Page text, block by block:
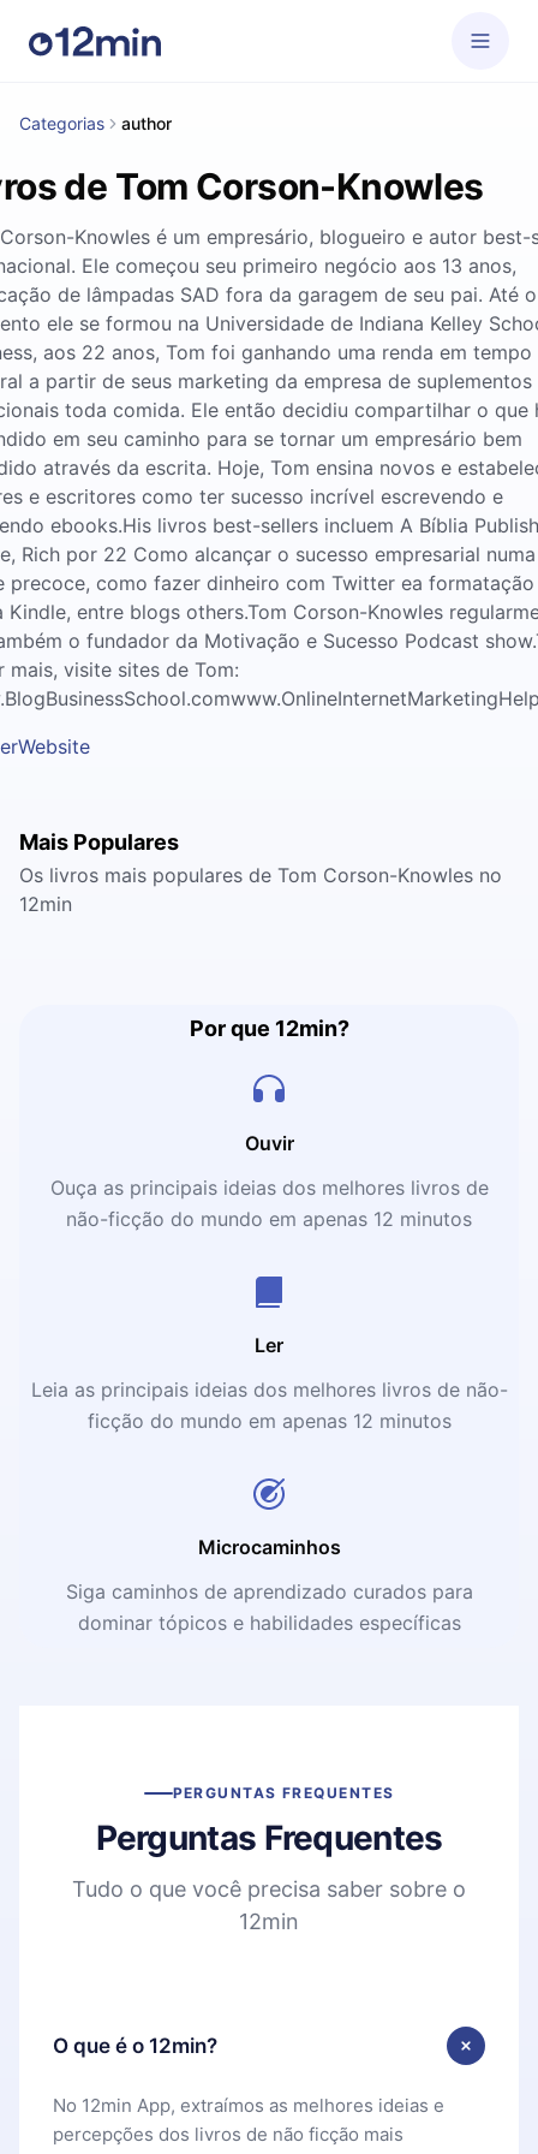
Categorias author
de Tom Corson-Knowles
Knowles é um empresário, blogueiro e autor best-
Ele começou seu primeiro negócio aos 13 anos,
de lâmpadas SAD fora da garagem de seu pai. Até o
ele se formou na Universidade de Indiana Kelley
aos 22 anos, Tom foi ganhando uma renda em tempo
a partir de seus marketing da empresa de suplementos
toda comida. Ele então decidiu compartilhar o que
em seu caminho para se tornar um empresário bem
através da escrita. Hoje, Tom ensina novos e
e escritores como ter sucesso incrível escrevendo e
ebooks.His livros best-sellers incluem A Bíblia
Rich por 22 Como alcançar o sucesso empresarial numa
precoce, como fazer dinheiro com Twitter ea formatação
Kindle, entre blogs others.Tom Corson-Knowles
o fundador da Motivação e Sucesso Podcast
mais, visite sites de Tom:
Website
Mais Populares
Os livros mais populares de Tom Corson-Knowles no
12min
Por que 12min?
Ouvir
Ouça as principais ideias dos melhores livros de
não-ficção do mundo em apenas 12 minutos
Ler
Leia as principais ideias dos melhores livros de não-
ficção do mundo em apenas 12 minutos
Microcaminhos
Siga caminhos de aprendizado curados para
dominar tópicos e habilidades específicas
PERGUNTAS FREQUENTES
Perguntas Frequentes
Tudo o que você precisa saber sobre o
12min
O que é o 12min?
No 12min App, extraímos as melhores ideias e
percepções dos livros de não ficção mais